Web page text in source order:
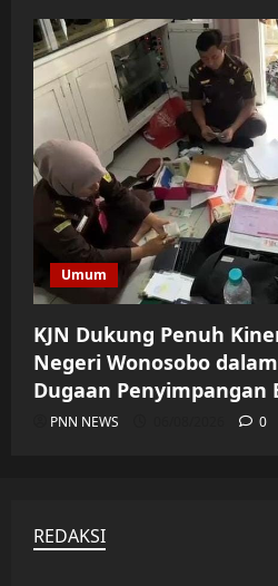
Umum
KJN Dukung Penuh
Negeri Wonosobo
Dugaan Penyimpangan
PNN NEWS 0
REDAKSI